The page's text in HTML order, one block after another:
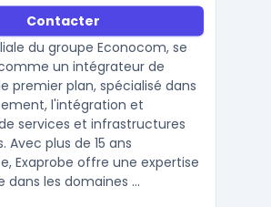
Contacter
du groupe Econocom, se
un intégrateur de
premier plan, spécialisé dans
l'intégration et
services et infrastructures
Avec plus de 15 ans
Exaprobe offre une expertise
dans les domaines ...